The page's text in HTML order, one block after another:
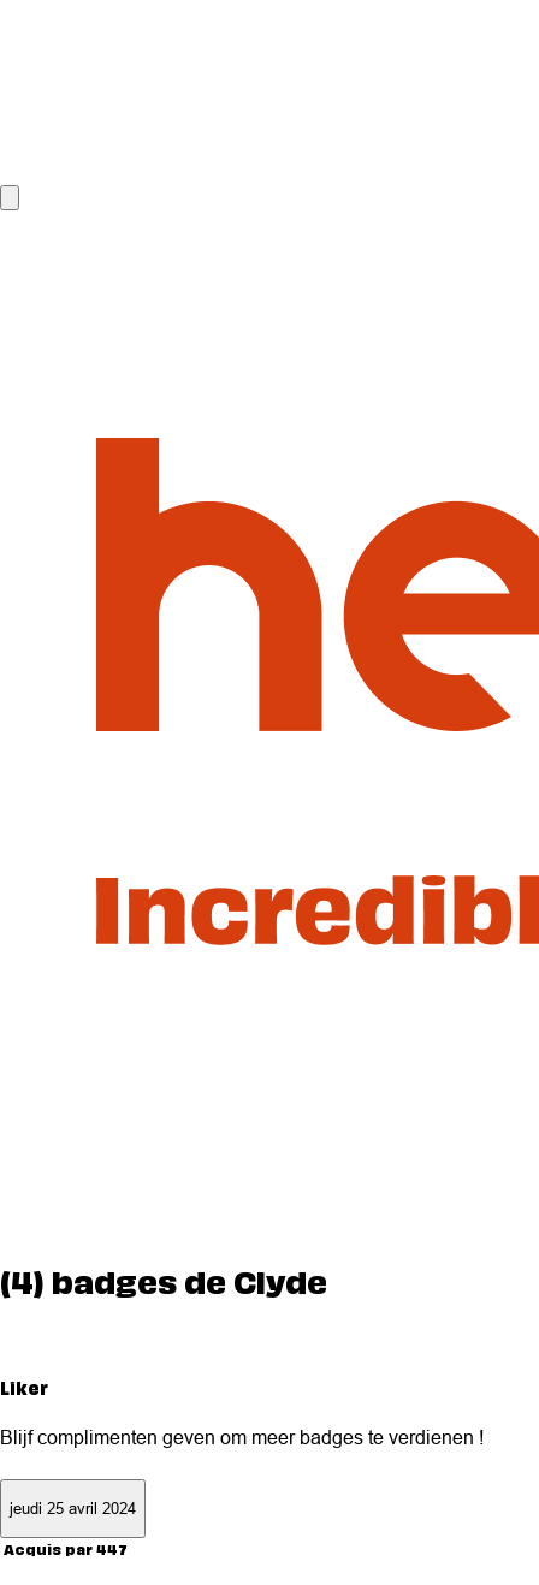
(4) badges de Clyde
Liker
Blijf complimenten geven om meer badges te verdienen !
jeudi 25 avril 2024
Acquis par 447